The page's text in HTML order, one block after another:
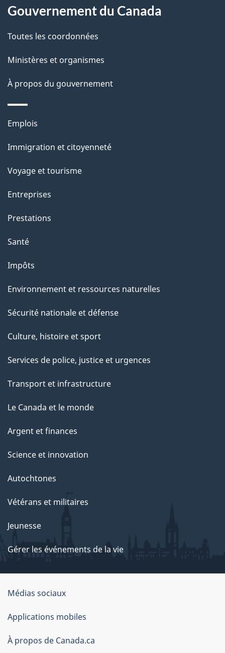
l
a
p
a
g
e
Gouvernement du Canada
Toutes les coordonnées
Ministères et organismes
À propos du gouvernement
Thèmes
sujets
Emplois
Immigration et citoyenneté
Voyage et tourisme
Entreprises
Prestations
Santé
Impôts
Environnement et ressources naturelles
Sécurité nationale et défense
Culture, histoire et sport
Services de police, justice et urgences
Transport et infrastructure
Le Canada et le monde
Argent et finances
Science et innovation
Autochtones
Vétérans et militaires
Jeunesse
Gérer les événements de la vie
Organisation
du
gouvernement
du
Médias sociaux
Applications mobiles
À propos de Canada.ca